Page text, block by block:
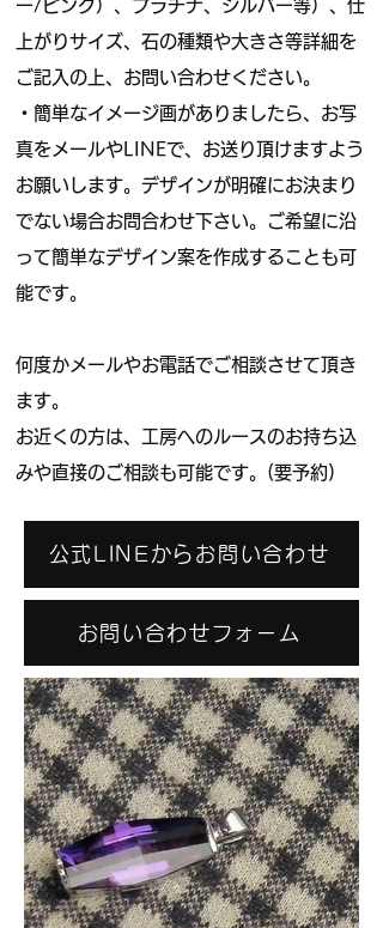
ー/ピンク）、プラチナ、シルバー等）、仕
上がりサイズ、石の種類や大きさ等詳細を
ご記入の上、お問い合わせください。
・簡単なイメージ画がありましたら、お写
真をメールやLINEで、お送り頂けますよう
お願いします。デザインが明確にお決まり
でない場合お問合わせ下さい。ご希望に沿
って簡単なデザイン案を作成することも可
能です。
何度かメールやお電話でご相談させて頂き
ます。
お近くの方は、工房へのルースのお持ち込
みや直接のご相談も可能です。(要予約)
公式LINEからお問い合わせ
お問い合わせフォーム